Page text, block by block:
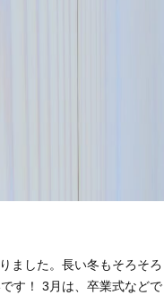
ました。長い冬もそろそろ
す！ 3月は、卒業式などで